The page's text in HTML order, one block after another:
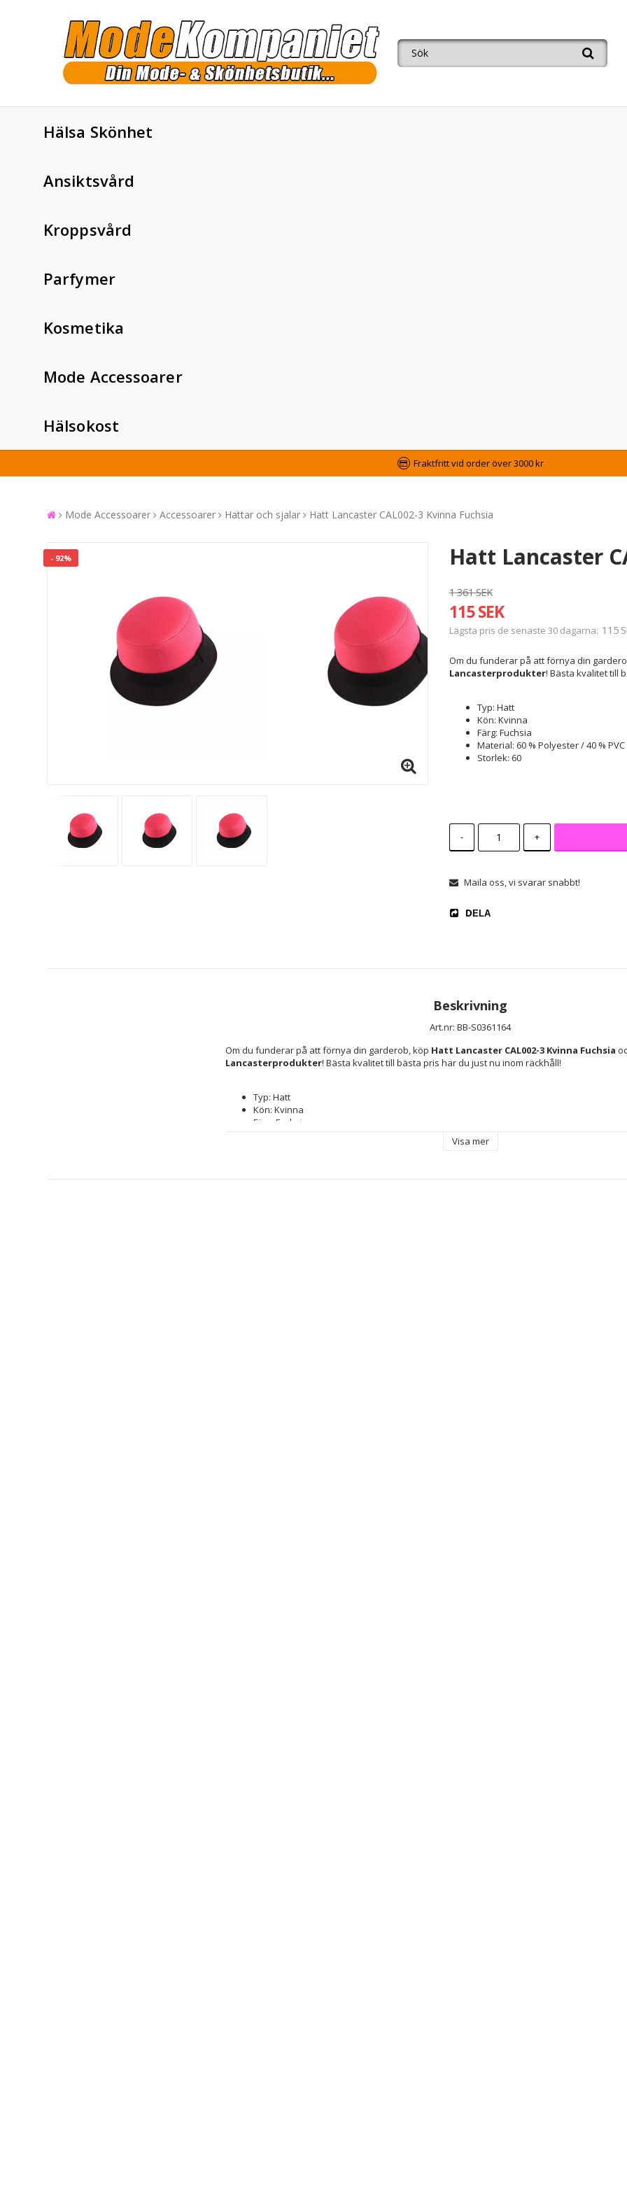
Hälsa Skönhet
Ansiktsvård
Kroppsvård
Parfymer
Kosmetika
Mode Accessoarer
Hälsokost
Fraktfritt vid order över 3000 kr
Mode Accessoarer Accessoarer Hattar och sjalar Hatt Lancaster CAL002-3 Kvinna Fuchsia
- 92% Hatt Lancaster
1 361 SEK
115 SEK
Lägsta pris de senaste 30 dagarna 115
Om du funderar på att förnya din
Lancasterprodukter! Bästa kvalitet till
Typ: Hatt
Kön: Kvinna
Färg: Fuchsia
Material: 60 % Polyester / 40 % PVC
Storlek: 60
- +
Maila oss, vi svarar snabbt!
DELA
Beskrivning
Art.nr: BB-S0361164
Om du funderar på att förnya din garderob, köp Hatt Lancaster CAL002-3 Kvinna Fuchsia
Lancasterprodukter! Bästa kvalitet till bästa pris har du just nu inom räckhåll!
Typ: Hatt
Kön: Kvinna
Färg: Fuchsia
Visa mer